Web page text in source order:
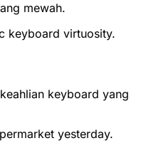
mewah.
keyboard virtuosity.
keyboard yang
yesterday.